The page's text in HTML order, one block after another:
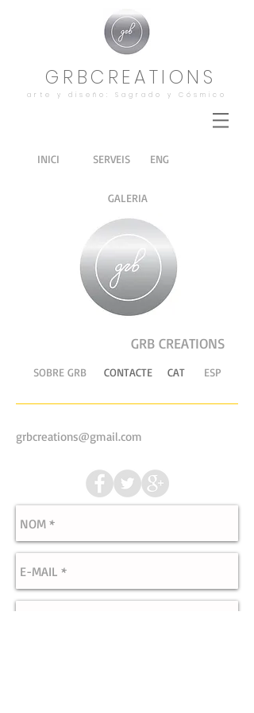
GRBCREATIONS
arte y diseño: Sagrado y Cósmico
INICI SERVEIS ENG
GALERIA
GRB CREATIONS
SOBRE GRB CONTACTE CAT ESP
grbcreations@gmail.com